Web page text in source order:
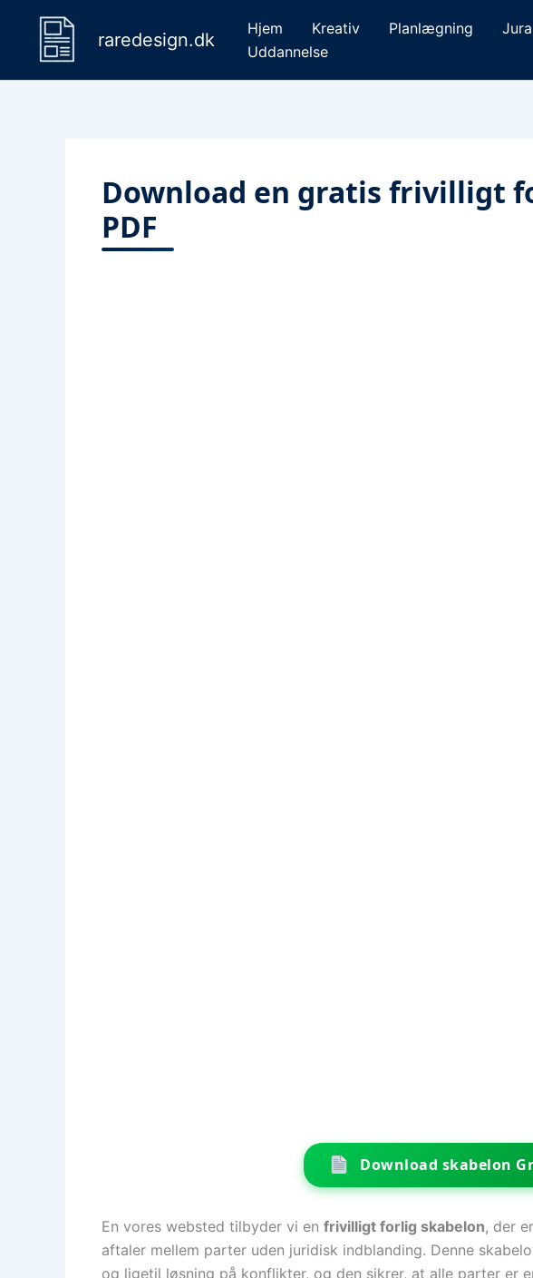
indholdet
raredesign.dk
Hjem Kreativ Planlægning Jura
Uddannelse
Download en gratis frivilligt
PDF
Download skabelon
En vores websted tilbyder vi en frivilligt forlig skabelon, der
aftaler mellem parter uden juridisk indblanding. Denne
og ligetil løsning på konflikter, og den sikrer, at alle parter er